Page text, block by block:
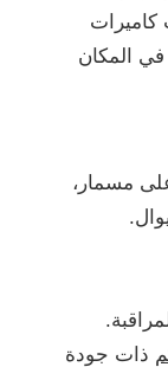
كاميرات
المكان
مسمار،
ذات جودة